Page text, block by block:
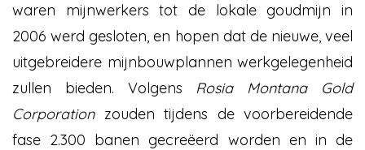
waren mijnwerkers tot de lokale goudmijn in
2006 werd gesloten, en hopen dat de nieuwe, veel
uitgebreidere mijnbouwplannen werkgelegenheid
zullen bieden. Volgens Rosia Montana Gold
Corporationzouden tijdens de voorbereidende
fase 2.300 banen gecreëerd worden en in de